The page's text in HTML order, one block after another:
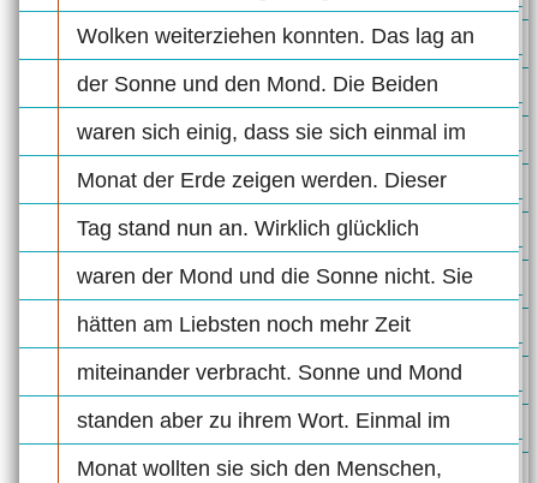
Wolken weiterziehen konnten. Das lag an
der Sonne und den Mond. Die Beiden
waren sich einig, dass sie sich einmal im
Monat der Erde zeigen werden. Dieser
Tag stand nun an. Wirklich glücklich
waren der Mond und die Sonne nicht. Sie
hätten am Liebsten noch mehr Zeit
miteinander verbracht. Sonne und Mond
standen aber zu ihrem Wort. Einmal im
Monat wollten sie sich den Menschen,